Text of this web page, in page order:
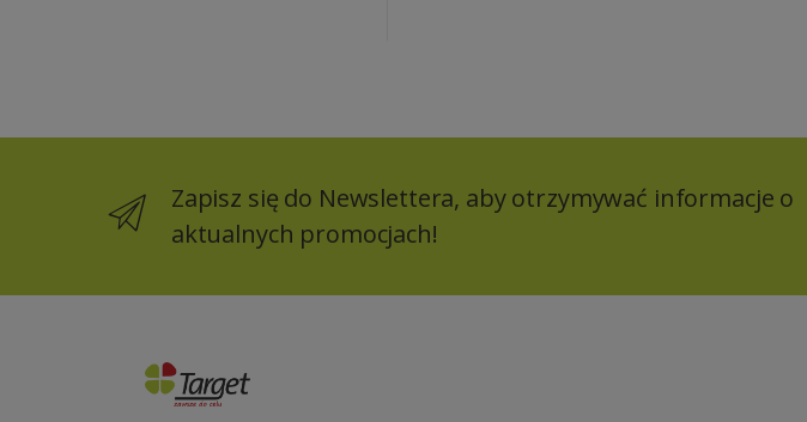
Zapisz się do Newslettera, aby otrzymywać informacje o
aktualnych promocjach!